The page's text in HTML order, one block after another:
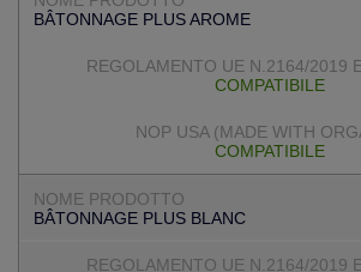
BÂTONNAGE PLUS AROME
COMPATIBILE
COMPATIBILE
BÂTONNAGE PLUS BLANC